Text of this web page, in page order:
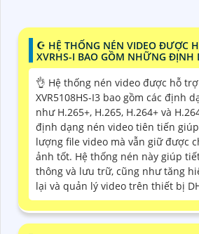
☪ HỆ THỐNG NÉN VIDEO ĐƯỢC
XVRHS-I BAO GỒM NHỮNG ĐỊNH
👌 Hệ thống nén video được hỗ
XVR5108HS-I3 bao gồm các định
như H.265+, H.265, H.264+ và
định dạng nén video tiên tiến
lượng file video mà vẫn giữ được
ảnh tốt. Hệ thống nén này giúp
thông và lưu trữ, cũng như tăng
lại và quản lý video trên thiết bị